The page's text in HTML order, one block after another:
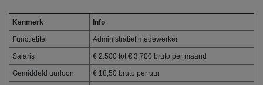
Kenmerk Info
Functietitel Administratief medewerker
Salaris € 2.500 tot € 3.700 bruto per maand
Gemiddeld uurloon € 18,50 bruto per uur